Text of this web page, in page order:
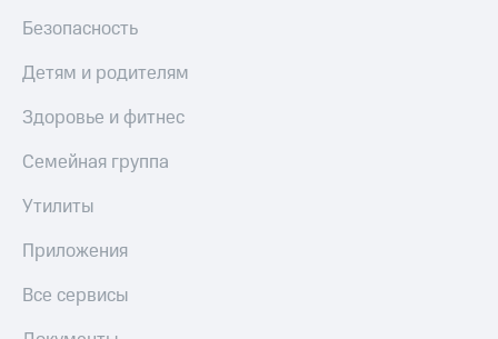
Безопасность
Детям и родителям
Здоровье и фитнес
Семейная группа
Утилиты
Приложения
Все сервисы